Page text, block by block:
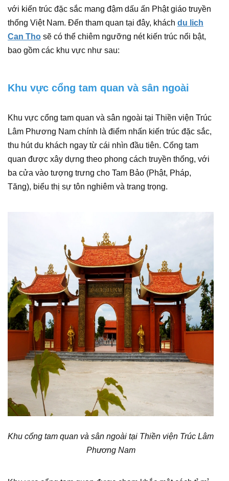
với kiến trúc đặc sắc mang đậm dấu ấn Phật giáo truyền
thống Việt Nam. Đến tham quan tại đây, khách du lich
Can Tho sẽ có thể chiêm ngưỡng nét kiến trúc nổi bật,
bao gồm các khu vực như sau:
Khu vực cổng tam quan và sân ngoài
Khu vực cổng tam quan và sân ngoài tại Thiền viện Trúc
Lâm Phương Nam chính là điểm nhấn kiến trúc đặc sắc,
thu hút du khách ngay từ cái nhìn đầu tiên. Cổng tam
quan được xây dựng theo phong cách truyền thống, với
ba cửa vào tượng trưng cho Tam Bảo (Phật, Pháp,
Tăng), biểu thị sự tôn nghiêm và trang trọng.
Khu cổng tam quan và sân ngoài tại Thiền viện Trúc Lâm
Phương Nam